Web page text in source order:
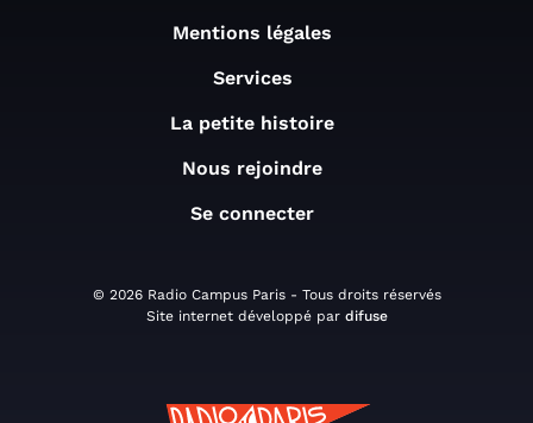
Mentions légales
Services
La petite histoire
Nous rejoindre
Se connecter
© 2026 Radio Campus Paris - Tous droits réservés
Site internet développé par difuse